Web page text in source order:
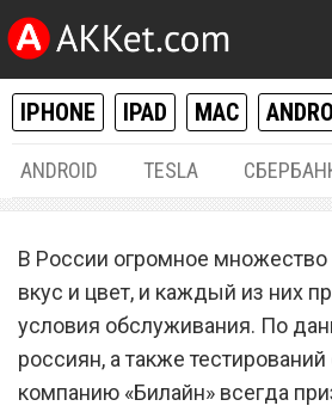
IPHONE IPAD MAC
ANDROID TESLA
Абонентам
«Билайн»
отправлять
В России огромное
вкус и цвет, и каждый из них
условия обслуживания. По
россиян, а также
компанию «Билайн» всегда